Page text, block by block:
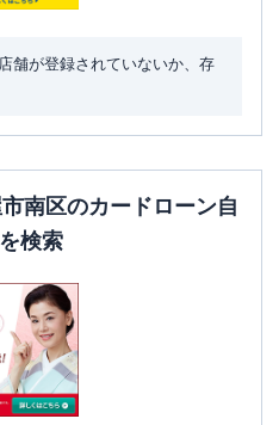
Ｊ銀行 内田橋支店
00～15：00
00～24：00
古屋市南区内田橋１－２－１１
舗が登録されていないか、存
南区のカードローン自
検索